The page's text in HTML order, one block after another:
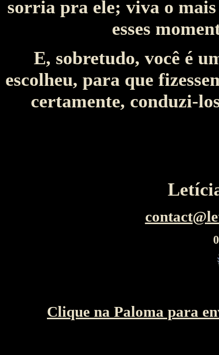
sorria pra ele; viva o
esses
E, sobretudo, você é
escolheu, para que
certamente, conduzi-
Clique na Paloma para